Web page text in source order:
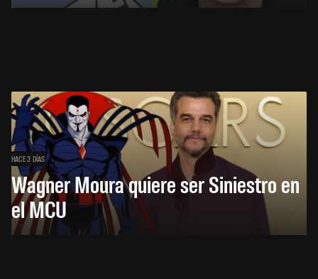
HACE 3 DÍAS
Wagner Moura quiere ser Siniestro en
el MCU